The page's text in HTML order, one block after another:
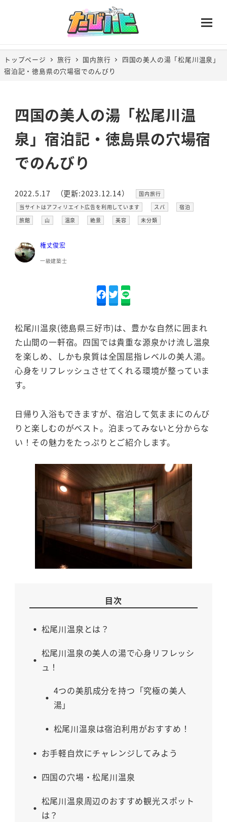
トップページ 旅行 国内旅行
四国の美人の湯「松尾川温泉」
宿泊記・徳島県の穴場宿でのんびり
四国の美人の湯「松尾川温
泉」宿泊記・徳島県の穴場宿
でのんびり
投稿日
2022.5.17
更新日
（更新:2023.12.14） カテゴリー
国内旅行
カテゴリー
当サイトはアフィリエイト広告を利用しています カテゴリー
スパ カテゴリー
宿泊
カテゴリー
旅館 カテゴリー
山 カテゴリー
温泉 カテゴリー
絶景 カテゴリー
美容 カテゴリー
未分類
権丈俊宏
一級建築士
松尾川温泉(徳島県三好市)は、豊かな自然に囲まれ
た山間の一軒宿。四国では貴重な源泉かけ流し温泉
を楽しめ、しかも泉質は全国屈指レベルの美人湯。
心身をリフレッシュさせてくれる環境が整っていま
す。
日帰り入浴もできますが、宿泊して気ままにのんび
りと楽しむのがベスト。泊まってみないと分からな
い！その魅力をたっぷりとご紹介します。
目次
松尾川温泉とは？
松尾川温泉の美人の湯で心身リフレッシ
ュ！
4つの美肌成分を持つ「究極の美人
湯」
松尾川温泉は宿泊利用がおすすめ！
お手軽自炊にチャレンジしてみよう
四国の穴場・松尾川温泉
松尾川温泉周辺のおすすめ観光スポット
は？